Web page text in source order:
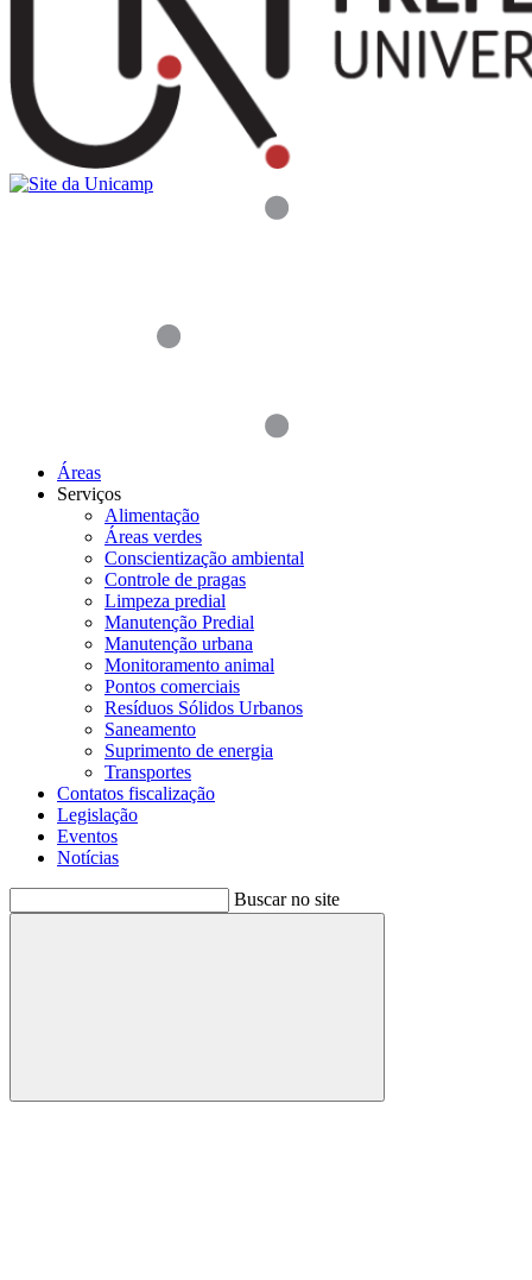
Áreas
Serviços
Alimentação
Áreas verdes
Conscientização ambiental
Controle de pragas
Limpeza predial
Manutenção Predial
Manutenção urbana
Monitoramento animal
Pontos comerciais
Resíduos Sólidos Urbanos
Saneamento
Suprimento de energia
Transportes
Contatos fiscalização
Legislação
Eventos
Notícias
Buscar no site
Buscar